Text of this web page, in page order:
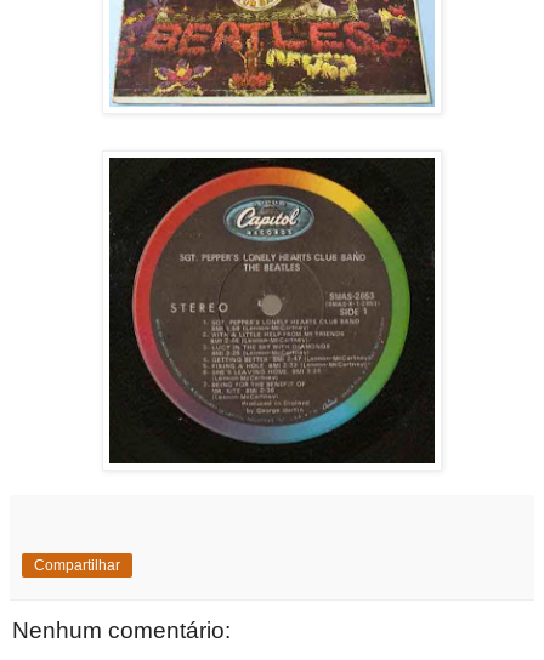
Compartilhar
Nenhum comentário: